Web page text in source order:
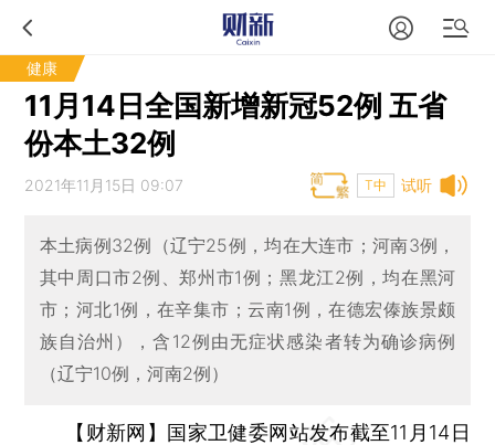
健康
11月14日全国新增新冠52例 五省
份本土32例
试听
2021年11月15日 09:07 T中
本土病例32例（辽宁25例，均在大连市；河南3例，
其中周口市2例、郑州市1例；黑龙江2例，均在黑河
市；河北1例，在辛集市；云南1例，在德宏傣族景颇
族自治州），含12例由无症状感染者转为确诊病例
（辽宁10例，河南2例）
【财新网】 国家卫健委网站发布截至11月14日